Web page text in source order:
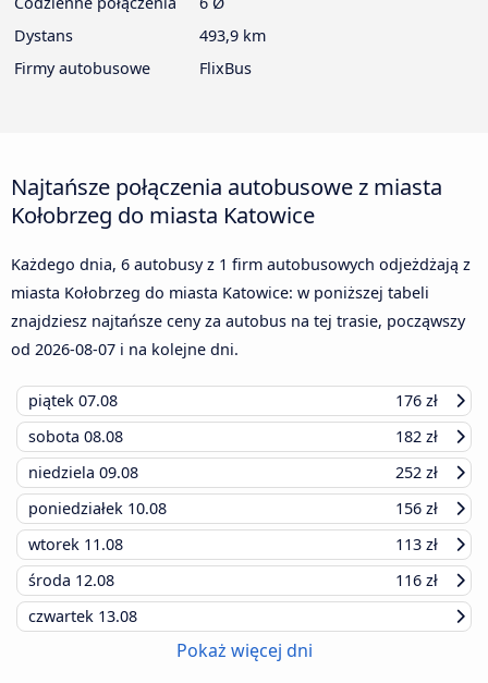
Dystans
493,9 km
Firmy autobusowe
FlixBus
Najtańsze połączenia autobusowe z miasta
Kołobrzeg do miasta Katowice
Każdego dnia, 6 autobusy z 1 firm autobusowych odjeżdżają z
miasta Kołobrzeg do miasta Katowice: w poniższej tabeli
znajdziesz najtańsze ceny za autobus na tej trasie, począwszy
od 2026-08-07 i na kolejne dni.
piątek 07.08
176 zł
sobota 08.08
182 zł
niedziela 09.08
252 zł
poniedziałek 10.08
156 zł
wtorek 11.08
113 zł
środa 12.08
116 zł
czwartek 13.08
Pokaż więcej dni